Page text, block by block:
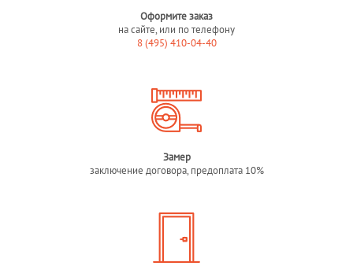
Оформите заказ
на сайте, или по телефону
8 (495) 410-04-40
Замер
заключение договора, предоплата 10%